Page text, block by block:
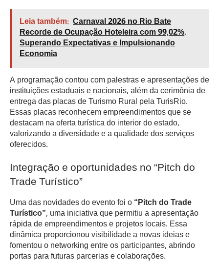
Leia também: Carnaval 2026 no Rio Bate
Recorde de Ocupação Hoteleira com 99,02%,
Superando Expectativas e Impulsionando
Economia
A programação contou com palestras e apresentações de
instituições estaduais e nacionais, além da cerimônia de
entrega das placas de Turismo Rural pela TurisRio.
Essas placas reconhecem empreendimentos que se
destacam na oferta turística do interior do estado,
valorizando a diversidade e a qualidade dos serviços
oferecidos.
Integração e oportunidades no “Pitch do
Trade Turístico”
Uma das novidades do evento foi o“Pitch do Trade
Turístico”, uma iniciativa que permitiu a apresentação
rápida de empreendimentos e projetos locais. Essa
dinâmica proporcionou visibilidade a novas ideias e
fomentou o networking entre os participantes, abrindo
portas para futuras parcerias e colaborações.